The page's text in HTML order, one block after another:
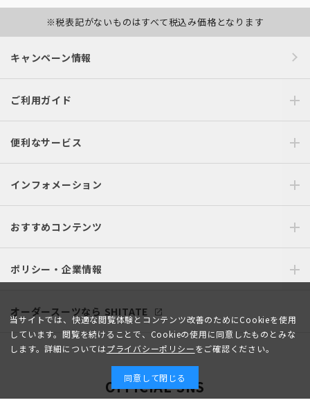
※税表記がないものはすべて税込み価格となります
キャンペーン情報
ご利用ガイド
便利なサービス
インフォメーション
おすすめコンテンツ
ポリシー・企業情報
オーダースーツなら SHITATE
OFFICIAL SNS
当サイトでは、快適な閲覧体験とコンテンツ改善のためにCookieを使用
しています。閲覧を続けることで、Cookieの使用に同意したものとみな
します。詳細についてはプライバシーポリシーをご確認ください。
同意して閉じる